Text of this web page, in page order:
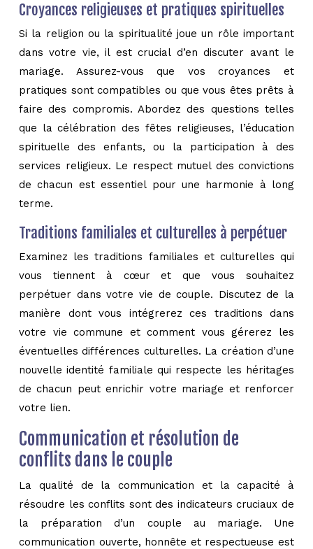
Croyances religieuses et pratiques spirituelles
Si la religion ou la spiritualité joue un rôle important
dans votre vie, il est crucial d’en discuter avant le
mariage. Assurez-vous que vos croyances et
pratiques sont compatibles ou que vous êtes prêts à
faire des compromis. Abordez des questions telles
que la célébration des fêtes religieuses, l’éducation
spirituelle des enfants, ou la participation à des
services religieux. Le respect mutuel des convictions
de chacun est essentiel pour une harmonie à long
terme.
Traditions familiales et culturelles à perpétuer
Examinez les traditions familiales et culturelles qui
vous tiennent à cœur et que vous souhaitez
perpétuer dans votre vie de couple. Discutez de la
manière dont vous intégrerez ces traditions dans
votre vie commune et comment vous gérerez les
éventuelles différences culturelles. La création d’une
nouvelle identité familiale qui respecte les héritages
de chacun peut enrichir votre mariage et renforcer
votre lien.
Communication et résolution de
conflits dans le couple
La qualité de la communication et la capacité à
résoudre les conflits sont des indicateurs cruciaux de
la préparation d’un couple au mariage. Une
communication ouverte, honnête et respectueuse est